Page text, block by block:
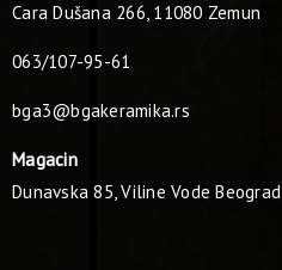
Cara Dušana 266, 11080 Zemun
063/107-95-61
bga3@bgakeramika.rs
Magacin
Dunavska 85, Viline Vode Beograd